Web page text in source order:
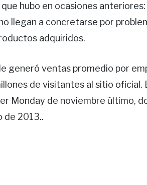
hubo en ocasiones
llegan a concretarse por
adquiridos.
generó ventas promedio por
de visitantes al sitio oficial.
Monday de noviembre último,
de 2013..